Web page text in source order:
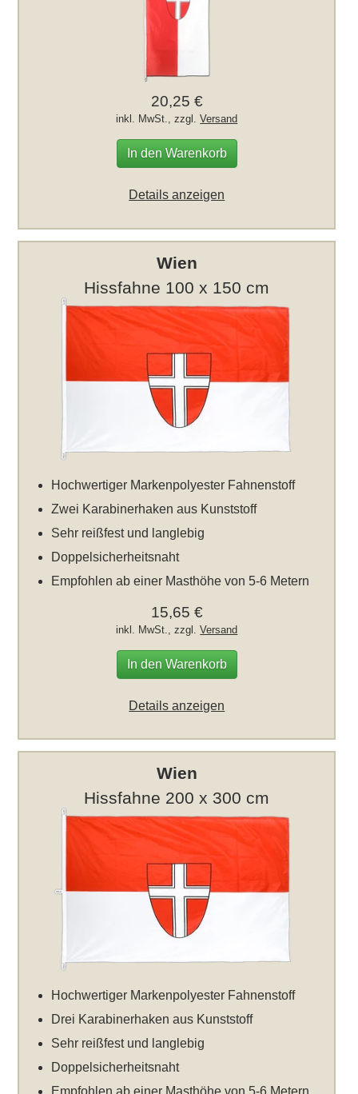
20,25 €
inkl. MwSt., zzgl.Versand
In den Warenkorb
Details anzeigen
Wien
Hissfahne 100 x 150 cm
Hochwertiger Markenpolyester Fahnenstoff
Zwei Karabinerhaken aus Kunststoff
Sehr reißfest und langlebig
Doppelsicherheitsnaht
Empfohlen ab einer Masthöhe von 5-6 Metern
15,65 €
inkl. MwSt., zzgl.Versand
In den Warenkorb
Details anzeigen
Wien
Hissfahne 200 x 300 cm
Hochwertiger Markenpolyester Fahnenstoff
Drei Karabinerhaken aus Kunststoff
Sehr reißfest und langlebig
Doppelsicherheitsnaht
Empfohlen ab einer Masthöhe von 5-6 Metern